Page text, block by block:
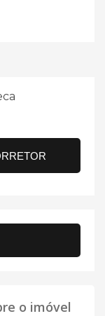
o imóvel